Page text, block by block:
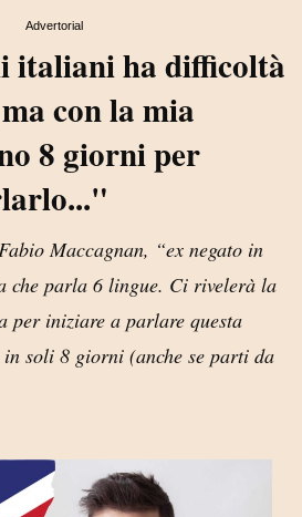
Advertorial
italiani ha difficoltà
con la mia
8 giorni per
Maccagnan, “ex negato in
che parla 6 lingue. Ci rivelerà la
per iniziare a parlare questa
soli 8 giorni (anche se parti da